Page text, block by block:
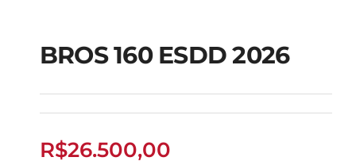
BROS 160 ESDD 2026
BROS 160 ESDD 2026
R$26.500,00